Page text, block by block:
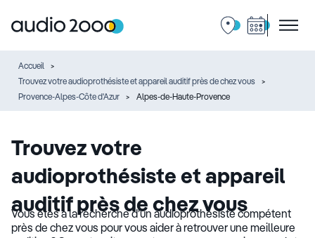
Accueil
Trouvez votre audioprothésiste et appareil auditif près de chez vous
Provence-Alpes-Côte d'Azur
Alpes-de-Haute-Provence
Trouvez votre
audioprothésiste et appareil
auditif près de chez vous
Vous êtes à la recherche d’un audioprothésiste compétent
près de chez vous pour vous aider à retrouver une meilleure